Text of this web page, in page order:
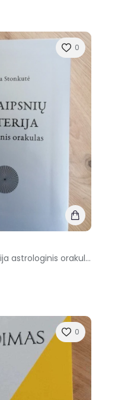
0
360 laipsnių misterija astrologinis orakulas
0